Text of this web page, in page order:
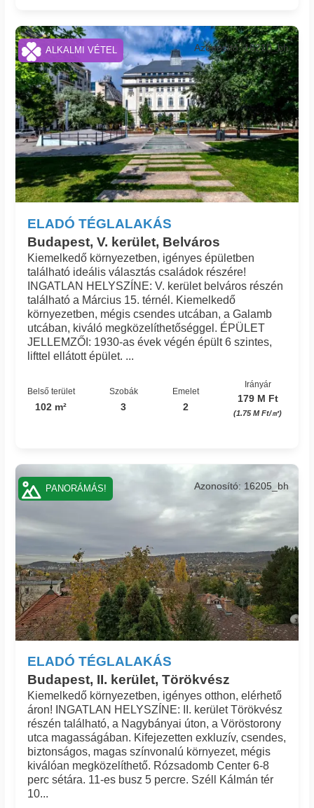
ELADÓ TÉGLALAKÁS
Budapest, V. kerület, Belváros
Azonosító: 16210_bh
Kiemelkedő környezetben, igényes épületben
található ideális választás családok részére!
INGATLAN HELYSZÍNE: V. kerület belváros részén
található a Március 15. térnél. Kiemelkedő
környezetben, mégis csendes utcában, a Galamb
utcában, kiváló megközelíthetőséggel. ÉPÜLET
JELLEMZŐI: 1930-as évek végén épült 6 szintes,
lifttel ellátott épület. ...
Belső terület
102 m²
Szobák
3
Emelet
2
Irányár
179 M Ft
(1.75 M Ft/㎡)
ALKALMI VÉTEL
ELADÓ TÉGLALAKÁS
Budapest, II. kerület, Törökvész
Azonosító: 16205_bh
Kiemelkedő környezetben, igényes otthon, elérhető
áron! INGATLAN HELYSZÍNE: II. kerület Törökvész
részén található, a Nagybányai úton, a Vöröstorony
utca magasságában. Kifejezetten exkluzív, csendes,
biztonságos, magas színvonalú környezet, mégis
kiválóan megközelíthető. Rózsadomb Center 6-8
perc sétára. 11-es busz 5 percre. Széll Kálmán tér
10...
PANORÁMÁS!